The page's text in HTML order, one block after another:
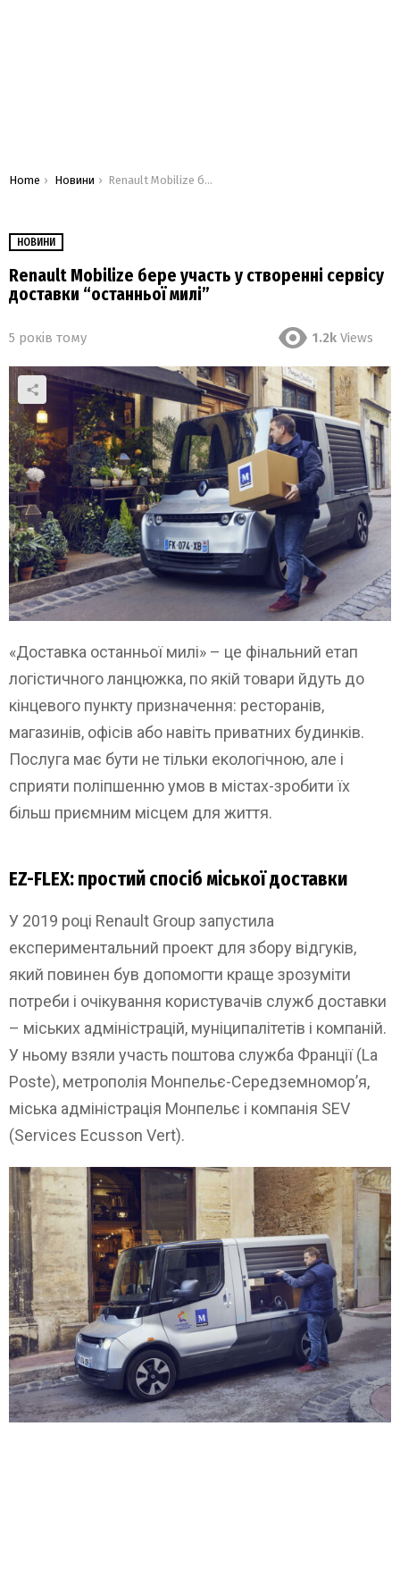
You are here:
Home Новини Renault Mobilize бере участь у створенні сервісу доставки “останньої милі”
НОВИНИ
Renault Mobilize бере участь у створенні сервісу
доставки “останньої милі”
5 років тому 1.2k Views
«Доставка останньої милі» – це фінальний етап
логістичного ланцюжка, по якій товари йдуть до
кінцевого пункту призначення: ресторанів,
магазинів, офісів або навіть приватних будинків.
Послуга має бути не тільки екологічною, але і
сприяти поліпшенню умов в містах-зробити їх
більш приємним місцем для життя.
EZ-FLEX: простий спосіб міської доставки
У 2019 році Renault Group запустила
експериментальний проект для збору відгуків,
який повинен був допомогти краще зрозуміти
потреби і очікування користувачів служб доставки
– міських адміністрацій, муніципалітетів і компаній.
У ньому взяли участь поштова служба Франції (La
Poste), метрополія Монпельє-Середземномор’я,
міська адміністрація Монпельє і компанія SEV
(Services Ecusson Vert).